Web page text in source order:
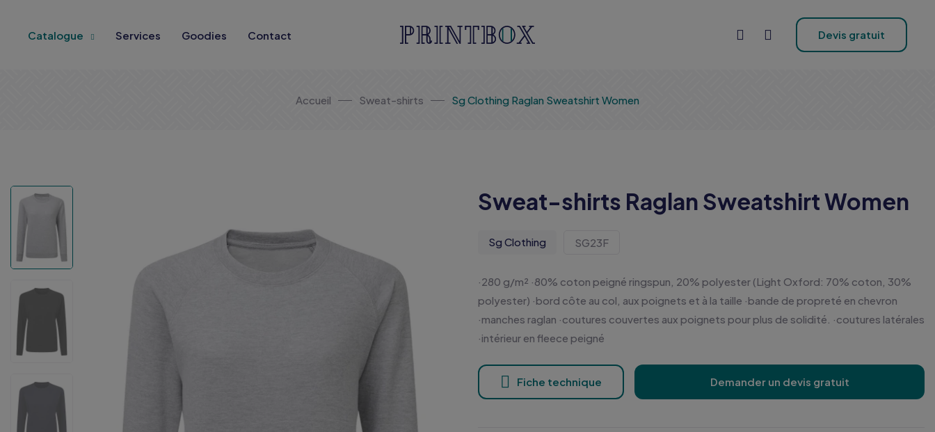
Catalogue Services Goodies Contact Devis gratuit
Accueil Sweat-shirts Sg Clothing Raglan Sweatshirt Women
Sweat-shirts Raglan Sweatshirt Women
Sg Clothing SG23F
·280 g/m² ·80% coton peigné ringspun, 20% polyester (Light Oxford: 70% coton, 30%
polyester) ·bord côte au col, aux poignets et à la taille ·bande de propreté en chevron
·manches raglan ·coutures couvertes aux poignets pour plus de solidité. ·coutures latérales
·intérieur en fleece peigné
Fiche technique Demander un devis gratuit